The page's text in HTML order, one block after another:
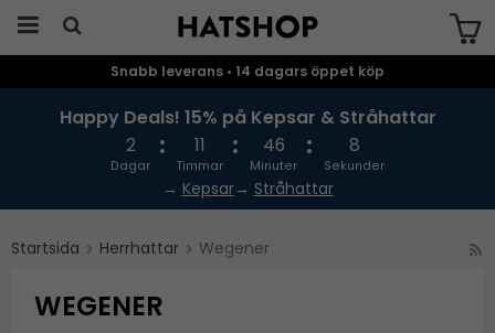
Snabb leverans • 14 dagars öppet köp
Happy Deals! 15% på Kepsar & Stråhattar
2
Dagar
11
Timmar
46
Minuter
7
Sekunder
→ Kepsar→ Stråhattar
Startsida Herrhattar Wegener
WEGENER